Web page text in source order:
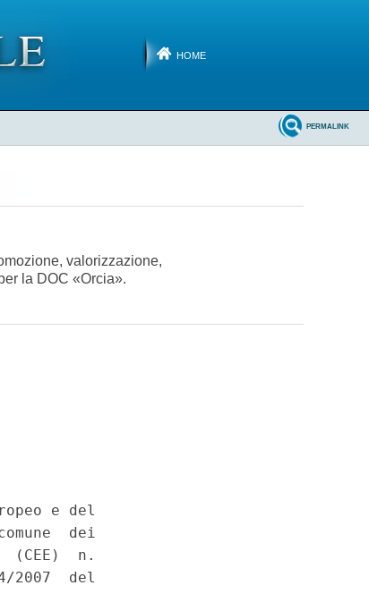
HOME
PERMALINK
valorizzazione,
la DOC «Orcia».